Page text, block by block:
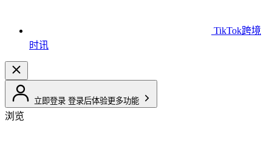
TikTok跨境
时讯
立即登录 登录后体验更多功能
浏览